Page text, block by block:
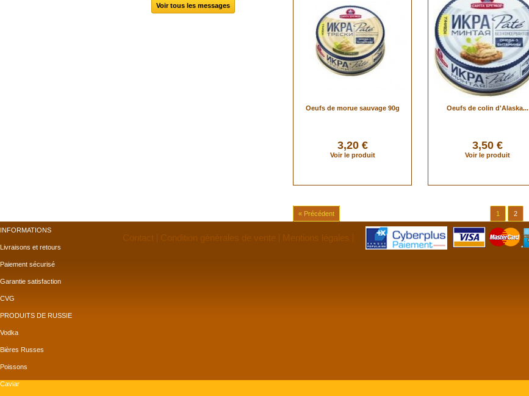
Voir tous les messages
Oeufs de morue sauvage 90g
3,20 €
Voir le produit
Oeufs de colin d'Alaska...
3,50 €
Voir le produit
« Précédent 1 2
INFORMATIONS
Livraisons et retours
Paiement sécurisé
Garantie satisfaction
CVG
PRODUITS DE RUSSIE
Vodka
Bières Russes
Poissons
Caviar
Contact Condition générales de vente Mentions légales